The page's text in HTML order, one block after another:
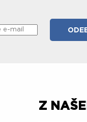
Z